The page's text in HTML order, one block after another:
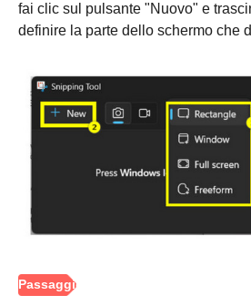
fai clic sul pulsante "Nuovo" e
definire la parte dello schermo che